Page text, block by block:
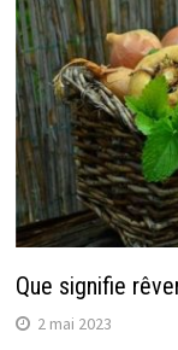
Que signifie
2 mai 2023